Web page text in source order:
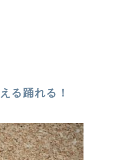
る踊れる！